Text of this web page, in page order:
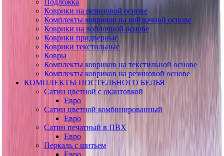
Коврики на резиновой основе
Комплекты ковриков на войлочной основе
Коврики на войлочной основе
Коврики придверные
Коврики текстильные
Ковры
Комплекты ковриков на текстильной основе
Комплекты ковриков на резиновой основе
КОМПЛЕКТЫ ПОСТЕЛЬНОГО БЕЛЬЯ
Сатин цветной с окантовкой
Евро
Сатин цветной комбинированный
Евро
Сатин печатный в ПВХ
Евро
Перкаль с шитьем
Евро